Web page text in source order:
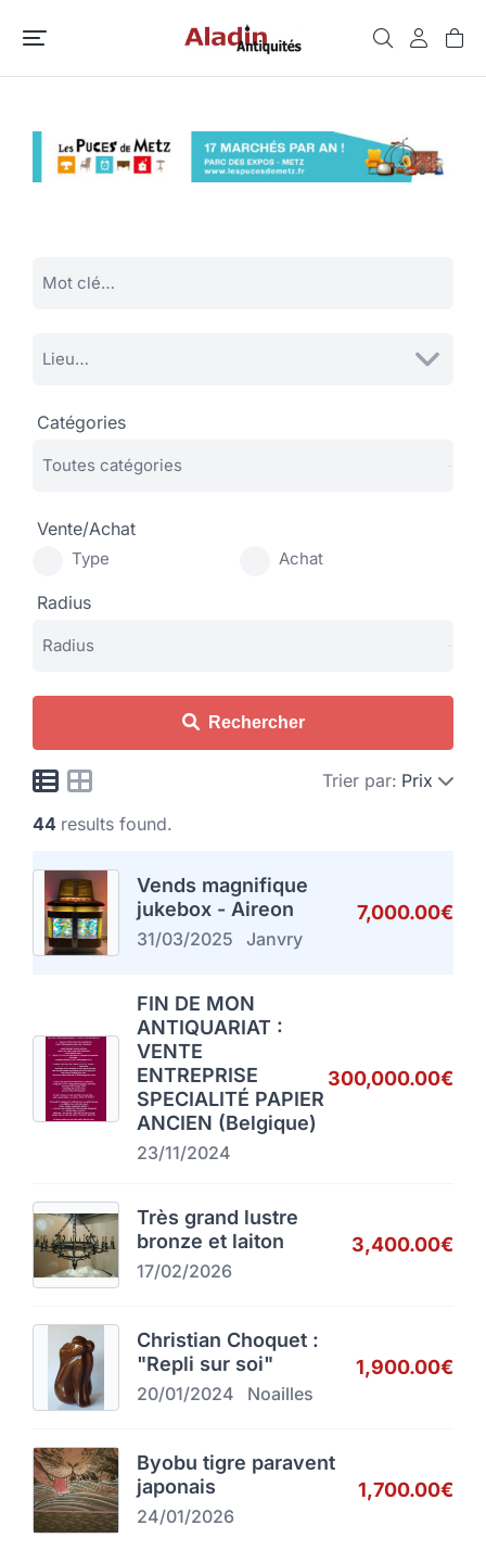
Catégories
Vente/Achat
Type Achat
Radius
Rechercher
Trier par: Prix
44 results found.
Vends magnifique
jukebox - Aireon
31/03/2025 Janvry
7,000.00€
FIN DE MON
ANTIQUARIAT :
VENTE
ENTREPRISE
SPECIALITÉ PAPIER
ANCIEN (Belgique)
23/11/2024
300,000.00€
Très grand lustre
bronze et laiton
17/02/2026
3,400.00€
Christian Choquet :
"Repli sur soi"
20/01/2024 Noailles
1,900.00€
Byobu tigre paravent
japonais
24/01/2026
1,700.00€